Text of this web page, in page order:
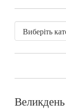
Великдень